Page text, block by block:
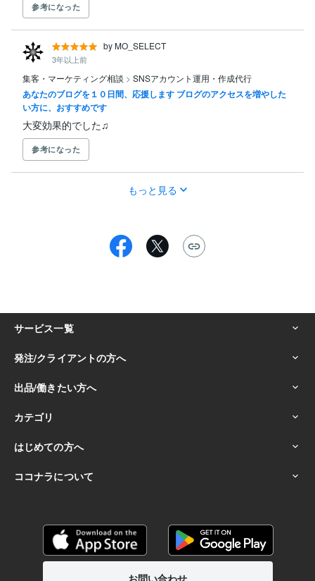
参考になった
by MO_SELECT
3年以上前
集客・マーケティング相談 > SNSアカウント運用・作成代行
あなたのブログを１０日間、応援します ブログのアクセスを増やした
い方に、おすすめです
大変効果的でした♫
参考になった
もっと見る